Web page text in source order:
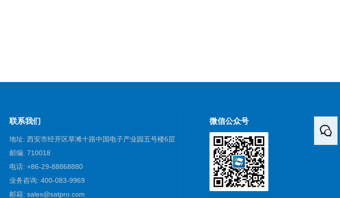
联系我们
地址: 西安市经开区草滩十路中国电子产业园五号楼6层
邮编: 710018
电话: +86-29-88868880
业务咨询: 400-083-9969
邮箱: sales@satpro.com
微信公众号